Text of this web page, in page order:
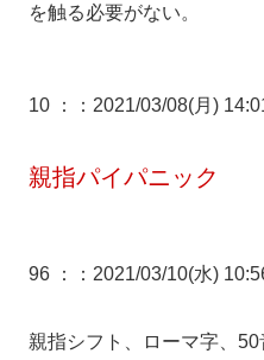
を触る必要がない。
10 ： ：2021/03/08(月)
親指パイパニック
96 ： ：2021/03/10(水)
親指シフト、ローマ字、50